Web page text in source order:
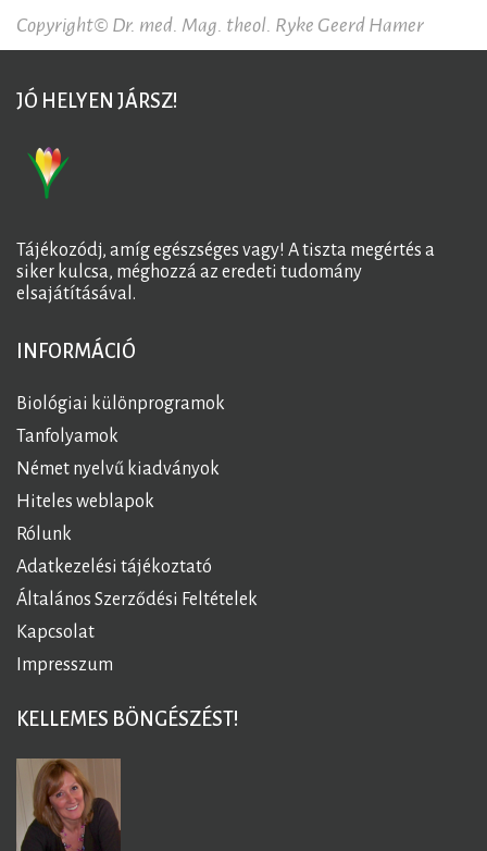
Copyright© Dr. med. Mag. theol. Ryke Geerd Hamer
JÓ HELYEN JÁRSZ!
Tájékozódj, amíg egészséges vagy! A tiszta megértés a
siker kulcsa, méghozzá az eredeti tudomány
elsajátításával.
INFORMÁCIÓ
Biológiai különprogramok
Tanfolyamok
Német nyelvű kiadványok
Hiteles weblapok
Rólunk
Adatkezelési tájékoztató
Általános Szerződési Feltételek
Kapcsolat
Impresszum
KELLEMES BÖNGÉSZÉST!